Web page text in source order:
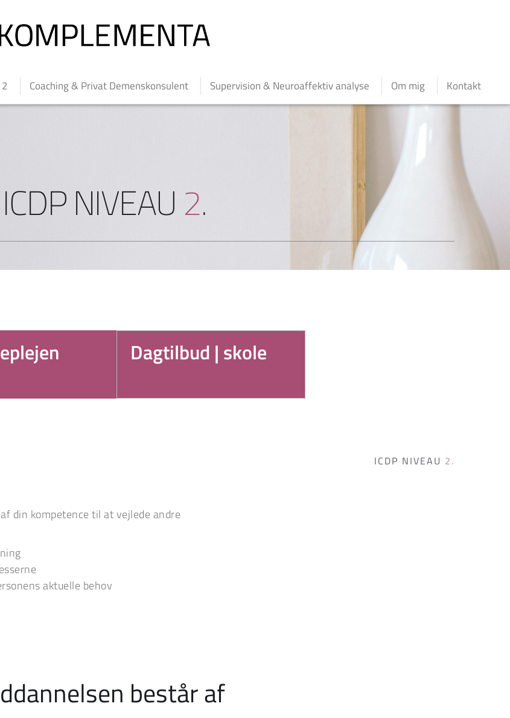
Coaching & Privat Demenskonsulent Supervision & Neuroaffektiv analyse Om mig Kontakt
ICDP NIVEAU 2.
Dagtilbud | skole
din kompetence til at vejlede andre
aktuelle behov
ICDP NIVEAU 2.
består af